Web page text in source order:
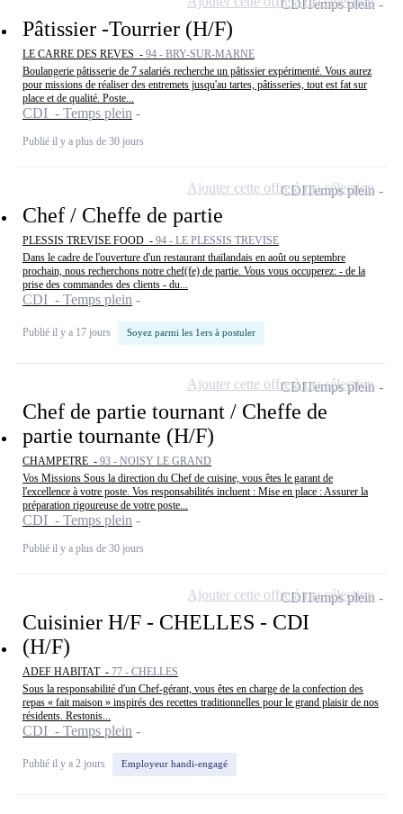
Pâtissier -Tourrier (H/F)
LE CARRE DES REVES - 94 - BRY-SUR-MARNE
Boulangerie pâtisserie de 7 salariés recherche un pâtissier expérimenté. Vous aurez
pour missions de réaliser des entremets jusqu'au tartes, pâtisseries, tout est fat sur
place et de qualité. Poste...
CDI - Temps plein
Publié il y a plus de 30 jours
CDITemps plein
Chef / Cheffe de partie
PLESSIS TREVISE FOOD - 94 - LE PLESSIS TREVISE
Dans le cadre de l'ouverture d'un restaurant thaïlandais en août ou septembre
prochain, nous recherchons notre chef(fe) de partie. Vous vous occuperez: - de la
prise des commandes des clients - du...
CDI - Temps plein
Publié il y a 17 jours Soyez parmi les 1ers à postuler
CDITemps plein
Ajouter cette offre à ma sélection
Chef de partie tournant / Cheffe de
partie tournante (H/F)
CHAMPETRE - 93 - NOISY LE GRAND
Vos Missions Sous la direction du Chef de cuisine, vous êtes le garant de
l'excellence à votre poste. Vos responsabilités incluent : Mise en place : Assurer la
préparation rigoureuse de votre poste...
CDI - Temps plein
Publié il y a plus de 30 jours
CDITemps plein
Ajouter cette offre à ma sélection
Cuisinier H/F - CHELLES - CDI
(H/F)
ADEF HABITAT - 77 - CHELLES
Sous la responsabilité d'un Chef-gérant, vous êtes en charge de la confection des
repas « fait maison » inspirés des recettes traditionnelles pour le grand plaisir de nos
résidents. Restonis...
CDI - Temps plein
Publié il y a 2 jours Employeur handi-engagé
CDITemps plein
Ajouter cette offre à ma sélection